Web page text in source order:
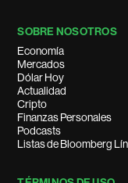
SOBRE NOSOTROS
Economía
Mercados
Dólar Hoy
Actualidad
Cripto
Finanzas Personales
Podcasts
Listas de Bloomberg